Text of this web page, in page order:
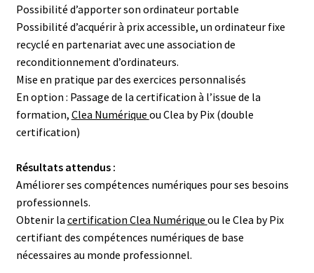
Possibilité d’apporter son ordinateur portable
Possibilité d’acquérir à prix accessible, un ordinateur fixe
recyclé en partenariat avec une association de
reconditionnement d’ordinateurs.
Mise en pratique par des exercices personnalisés
En option : Passage de la certification à l’issue de la
formation, Clea Numérique ou Clea by Pix (double
certification)
Résultats attendus :
Améliorer ses compétences numériques pour ses besoins
professionnels.
Obtenir la certification Clea Numérique ou le Clea by Pix
certifiant des compétences numériques de base
nécessaires au monde professionnel.